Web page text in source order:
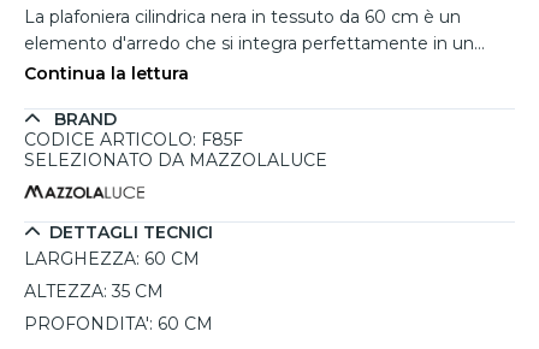
La plafoniera cilindrica nera in tessuto da 60 cm è un
elemento d'arredo che si integra perfettamente in un
soggiorno moderno, donando un tocco di eleganza e
galvanizzato e verniciato, questa lampada è progettata
per garantire una lunga durata. Il suo paralume in tessuto
creare atmosfere intime e rilassanti. Questa plafoniera è
versatile e si adatta a diversi stili, dal moderno
all'industriale, rendendola un'ottima scelta per chi desidera
un'illuminazione di qualità. Con una potenza massima di
attacco E27, offre flessibilità nel tipo di luce e intensità
Continua la lettura
BRAND
CODICE ARTICOLO: F85F
SELEZIONATO DA MAZZOLALUCE
DETTAGLI TECNICI
LARGHEZZA: 60 CM
ALTEZZA: 35 CM
PROFONDITA': 60 CM